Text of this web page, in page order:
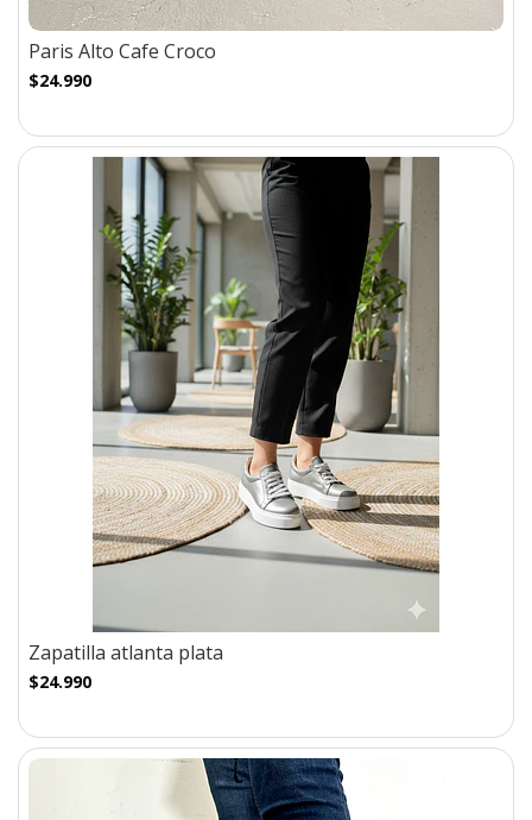
Paris Alto Cafe Croco
$24.990
Zapatilla atlanta plata
$24.990